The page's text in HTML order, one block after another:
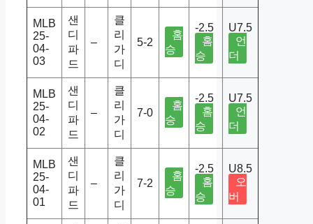
MLB
25-
04-
03
샌
디
파
드
–
클
리
가
디
5-2
홈
승
-2.5
홈
승
U7.5
언
더
MLB
25-
04-
02
샌
디
파
드
–
클
리
가
디
7-0
홈
승
-2.5
홈
승
U7.5
언
더
MLB
25-
04-
01
샌
디
파
드
–
클
리
가
디
7-2
홈
승
-2.5
홈
승
U8.5
오
버